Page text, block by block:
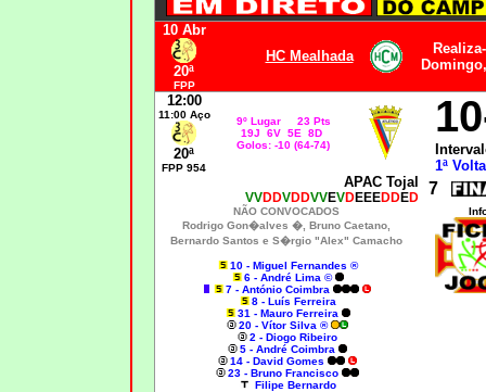
10 Abr
20ª
FPP
HC Mealhada
12:00
11:00 Aço
20ª
FPP 954
9º Lugar 23 Pts
19J 6V 5E 8D
Golos: -10 (64-74)
1ª
APAC Tojal
VVDDVDDVVEVDEEEDDED 7
NÃO CONVOCADOS
Rodrigo Gon�alves �, Bruno Caetano,
Bernardo Santos e S�rgio "Alex" Camacho
10 - Miguel Fernandes ®
6 - André Lima ©
7 - António Coimbra
8 - Luís Ferreira
31 - Mauro Ferreira
20 - Vítor Silva ®
2 - Diogo Ribeiro
5 - André Coimbra
14 - David Gomes
23 - Bruno Francisco
Filipe Bernardo